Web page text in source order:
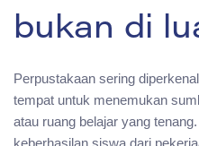
bukan di
Perpustakaan sering
tempat untuk menemukan
atau ruang belajar yang